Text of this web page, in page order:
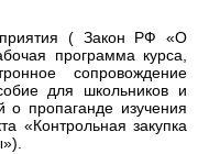
( Закон РФ «О
программа курса,
сопровождение
для школьников и
о пропаганде изучения
«Контрольная закупка